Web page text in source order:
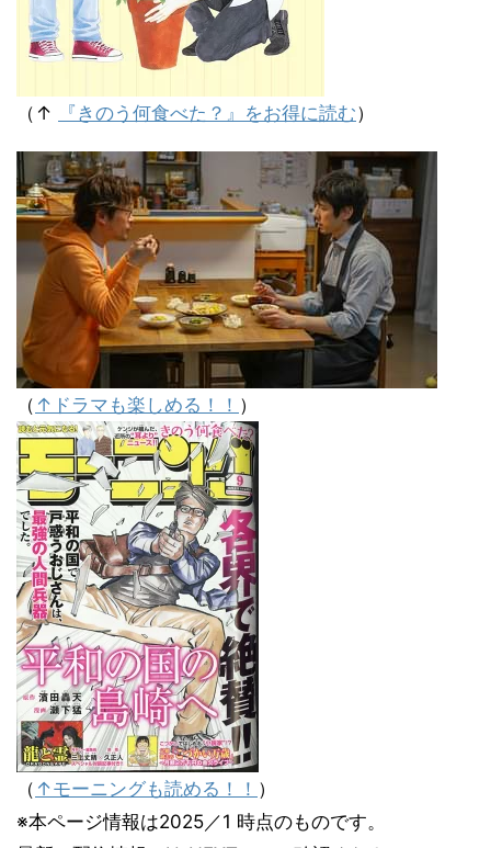
（↑ 『きのう何食べた？』をお得に読む）
（ ↑ドラマも楽しめる！！ ）
（ ↑モーニングも読める！！ ）
※本ページ情報は2025／1 時点のものです。